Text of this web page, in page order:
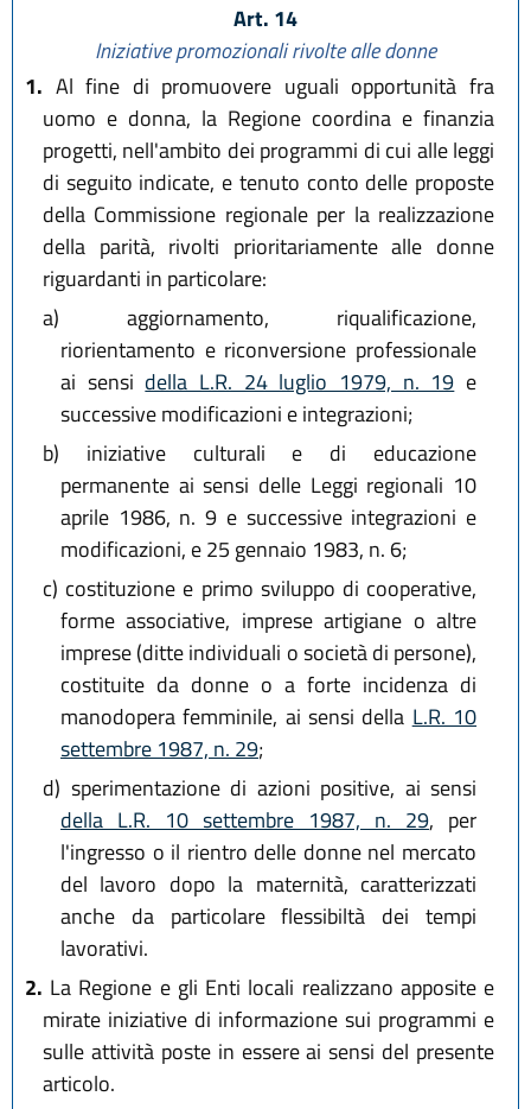
Art. 14
Iniziative promozionali rivolte alle donne
1. Al fine di promuovere uguali opportunità fra
uomo e donna, la Regione coordina e finanzia
progetti, nell'ambito dei programmi di cui alle leggi
di seguito indicate, e tenuto conto delle proposte
della Commissione regionale per la realizzazione
della parità, rivolti prioritariamente alle donne
riguardanti in particolare:
a) aggiornamento, riqualificazione,
riorientamento e riconversione professionale
ai sensi della L.R. 24 luglio 1979, n. 19 e
successive modificazioni e integrazioni;
b) iniziative culturali e di educazione
permanente ai sensi delle Leggi regionali 10
aprile 1986, n. 9 e successive integrazioni e
modificazioni, e 25 gennaio 1983, n. 6;
c) costituzione e primo sviluppo di cooperative,
forme associative, imprese artigiane o altre
imprese (ditte individuali o società di persone),
costituite da donne o a forte incidenza di
manodopera femminile, ai sensi della L.R. 10
settembre 1987, n. 29;
d) sperimentazione di azioni positive, ai sensi
della L.R. 10 settembre 1987, n. 29, per
l'ingresso o il rientro delle donne nel mercato
del lavoro dopo la maternità, caratterizzati
anche da particolare flessibiltà dei tempi
lavorativi.
2. La Regione e gli Enti locali realizzano apposite e
mirate iniziative di informazione sui programmi e
sulle attività poste in essere ai sensi del presente
articolo.